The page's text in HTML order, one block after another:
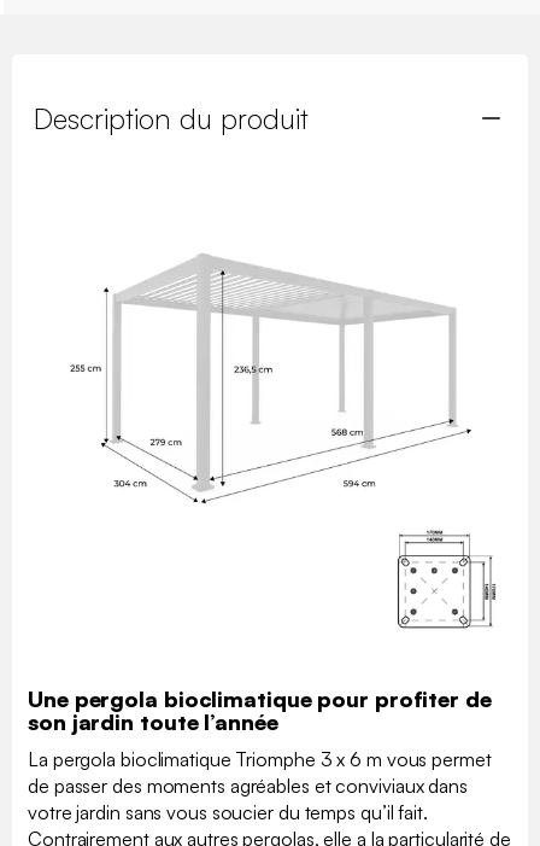
Description du produit
Une pergola bioclimatique pour profiter de
son jardin toute l’année
La pergola bioclimatique Triomphe 3 x 6 m vous permet
de passer des moments agréables et conviviaux dans
votre jardin sans vous soucier du temps qu’il fait.
Contrairement aux autres pergolas, elle a la particularité de